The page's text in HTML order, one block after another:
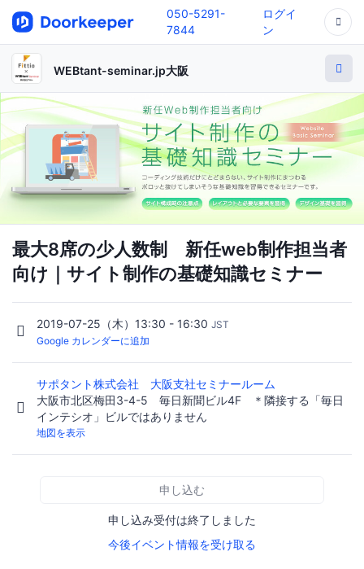
050-5291-
7844
ログイ
ン
WEBtant-seminar.jp大阪
最大8席の少人数制 新任web制作担当者
向け｜サイト制作の基礎知識セミナー
2019-07-25（木）13:30 - 16:30 JST
Google カレンダーに追加
サポタント株式会社 大阪支社セミナールーム
大阪市北区梅田3-4-5 毎日新聞ビル4F ＊隣接する「毎日
インテシオ」ビルではありません
地図を表示
申し込む
申し込み受付は終了しました
今後イベント情報を受け取る